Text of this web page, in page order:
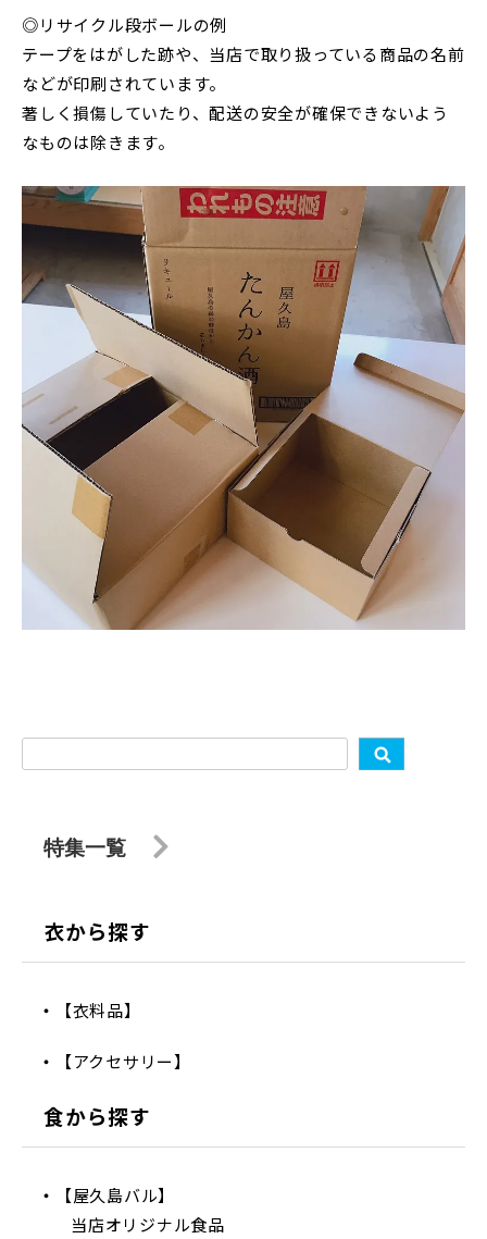
◎リサイクル段ボールの例
テープをはがした跡や、当店で取り扱っている商品の名前
などが印刷されています。
著しく損傷していたり、配送の安全が確保できないよう
なものは除きます。
特集一覧
衣から探す
【衣料品】
【アクセサリー】
食から探す
【屋久島バル】
当店オリジナル食品